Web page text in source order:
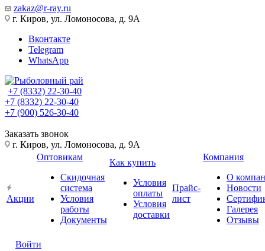
zakaz@r-ray.ru
г. Киров, ул. Ломоносова, д. 9А
Вконтакте
Telegram
WhatsApp
+7 (8332) 22-30-40
+7 (8332) 22-30-40
+7 (900) 526-30-40
Заказать звонок
г. Киров, ул. Ломоносова, д. 9А
Акции
Оптовикам
Скидочная
система
Условия
работы
Документы
Как купить
Условия
оплаты
Условия
доставки
Прайс-
лист
Компания
О
Новости
Галерея
Отзывы
Войти